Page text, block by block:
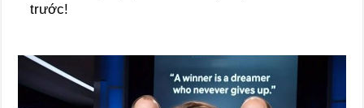
trước!